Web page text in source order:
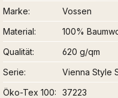
Marke
Vossen
Material
100%
Qualität
620 g/qm
Serie
Vienna Style
Öko-Tex 100
37223